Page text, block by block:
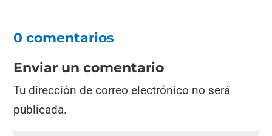
0 comentarios
Enviar un comentario
Tu dirección de correo electrónico no será
publicada.